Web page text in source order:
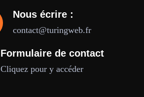
Nous écrire :
contact@turingweb.fr
Formulaire de contact
Cliquez pour y accéder